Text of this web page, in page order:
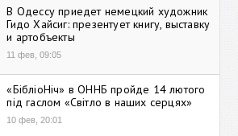
В Одессу приедет немецкий художник
Гидо Хайсиг: презентует книгу, выставку
и артобъекты
11 фев, 09:05
«БібліоНіч» в ОННБ пройде 14 лютого
під гаслом «Світло в наших серцях»
10 фев, 20:01